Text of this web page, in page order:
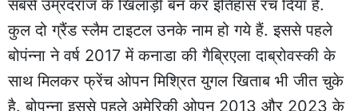
सबसे उम्रदराज के खिलाड़ी बन कर इतिहास रच दिया है.
कुल दो ग्रैंड स्लैम टाइटल उनके नाम हो गये हैं. इससे पहले
बोपंन्ना ने वर्ष 2017 में कनाडा की गैब्रिएला दाब्रोवस्की के
साथ मिलकर फ्रेंच ओपन मिश्रित युगल खिताब भी जीत चुके
है. बोपन्ना इससे पहले अमेरिकी ओपन 2013 और 2023 के